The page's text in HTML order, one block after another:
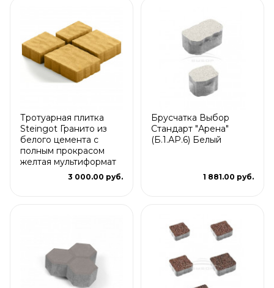
Тротуарная плитка
Steingot Гранито из
белого цемента с
полным прокрасом
желтая мультиформат
3 000.00 руб.
Брусчатка Выбор
Стандарт "Арена"
(Б.1.АР.6) Белый
1 881.00 руб.